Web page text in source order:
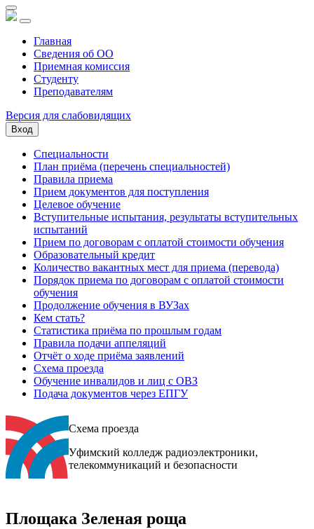
Главная
Сведения об ОО
Приемная комиссия
Студенту
Преподавателям
Версия для слабовидящих
Вход
Специальности
План приёма (перечень специальностей)
Правила приема
Прием документов для поступления
Целевое обучение
Вступительные испытания, результаты вступительных
испытаний
Прием по договорам с оплатой стоимости обучения
Образовательный кредит
Количество вакантных мест для приема (перевода)
Порядок приема по договорам с оплатой стоимости
обучения
Продолжение обучения в ВУЗах
Кем стать?
Статистика приёма по прошлым годам
Правила подачи аппеляций
Отчёт о ходе приёма заявлений
Схема проезда
Обучение инвалидов и лиц с ОВЗ
Подача документов через ЕПГУ
Схема проезда
Уфимский колледж радиоэлектроники,
телекоммуникаций и безопасности
Площака Зеленая роща